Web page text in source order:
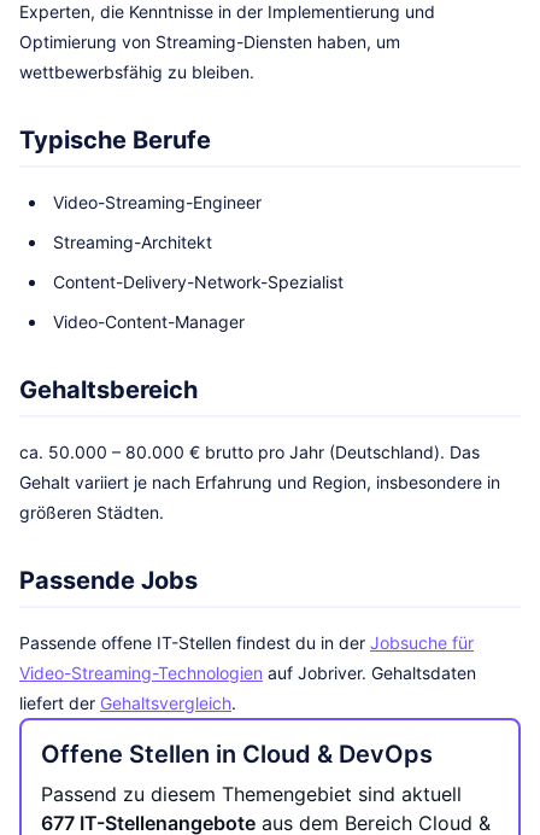
Experten, die Kenntnisse in der Implementierung und
Optimierung von Streaming-Diensten haben, um
wettbewerbsfähig zu bleiben.
Typische Berufe
Video-Streaming-Engineer
Streaming-Architekt
Content-Delivery-Network-Spezialist
Video-Content-Manager
Gehaltsbereich
ca. 50.000 – 80.000 € brutto pro Jahr (Deutschland). Das
Gehalt variiert je nach Erfahrung und Region, insbesondere in
größeren Städten.
Passende Jobs
Passende offene IT-Stellen findest du in der Jobsuche für
Video-Streaming-Technologien auf Jobriver. Gehaltsdaten
liefert der Gehaltsvergleich.
Offene Stellen in Cloud & DevOps
Passend zu diesem Themengebiet sind aktuell
677 IT-Stellenangebote aus dem Bereich Cloud &